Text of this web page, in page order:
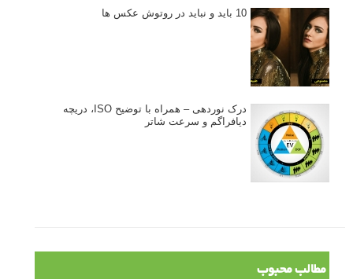
10 باید و نباید در روتوش عکس ها
درک نوردهی – همراه با توضیح ISO، دریچه
دیافراگم و سرعت شاتر
مطالب محبوب